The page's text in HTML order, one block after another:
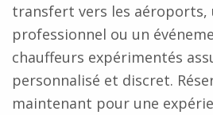
transfert vers les aéroports,
professionnel ou un
chauffeurs expérimentés
personnalisé et discret.
maintenant pour une